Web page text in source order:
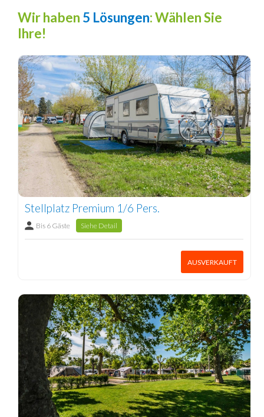
Wir haben 5 Lösungen: Wählen Sie
Ihre!
Stellplatz Premium 1/6 Pers.
Bis 6 Gäste Siehe Detail
AUSVERKAUFT